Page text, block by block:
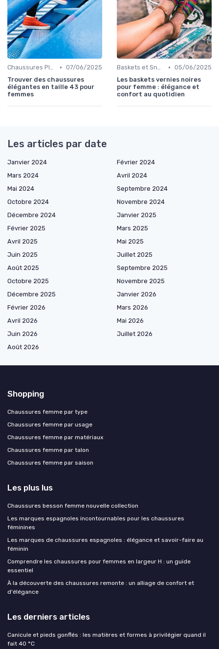
Chaussures Plates et Ballerines • 07/06/2025
Trouver des chaussures
élégantes en taille 43 pour
femmes
Baskets et Sneakers • 05/06/2025
Les baskets vernies noires
pour femme : élégance et
confort au quotidien
Les articles par date
Janvier 2024
Février 2024
Mars 2024
Avril 2024
Mai 2024
Septembre 2024
Octobre 2024
Novembre 2024
Décembre 2024
Janvier 2025
Février 2025
Mars 2025
Avril 2025
Mai 2025
Juin 2025
Juillet 2025
Août 2025
Septembre 2025
Octobre 2025
Novembre 2025
Décembre 2025
Janvier 2026
Février 2026
Mars 2026
Avril 2026
Mai 2026
Juin 2026
Juillet 2026
Août 2026
Shopping
Chaussures femme par type
Chaussures femme par usage
Chaussures femme par matériaux
Chaussures femme par talon
Chaussures femme par saison
Les plus lus
Chaussures besson femme nouvelle collection
Les marques espagnoles incontournables pour les chaussures
féminines
Les marques de chaussures espagnoles : élégance et savoir-faire au
féminin
Comprendre les chaussures pour femmes en largeur H : un guide
essentiel
À la découverte des chaussures remonte : un alliage de confort et
d'élégance
Les derniers articles
Canicule et pieds gonflés : les matières et formes à privilégier quand il
fait 40 °C